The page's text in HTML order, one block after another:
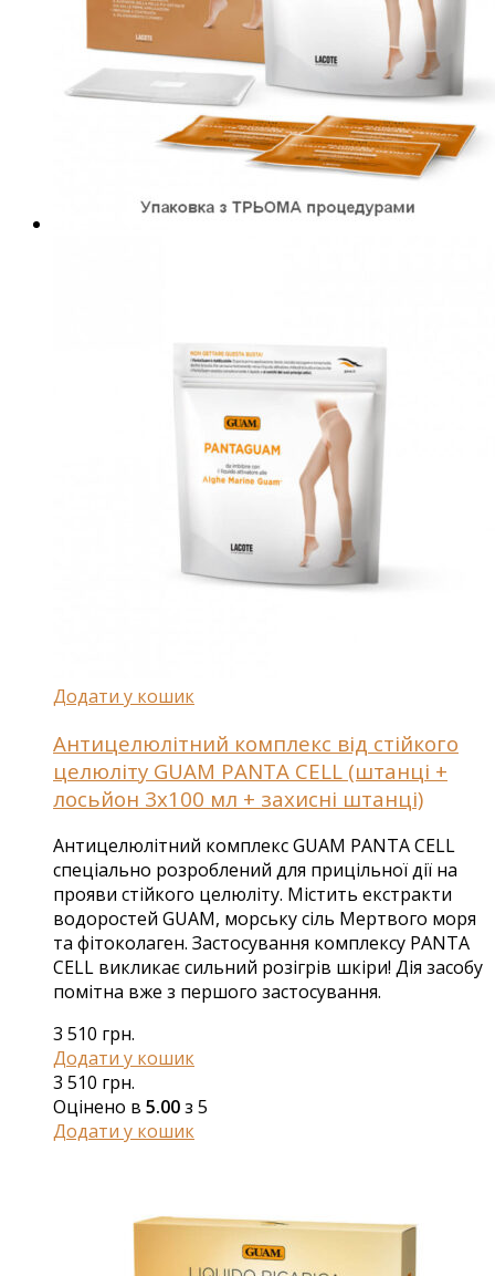
Додати у кошик
Антицелюлітний комплекс від стійкого
целюліту GUAM PANTA CELL (штанці +
лосьйон 3х100 мл + захисні штанці)
Антицелюлітний комплекс GUAM PANTA CELL
спеціально розроблений для прицільної дії на
прояви стійкого целюліту. Містить екстракти
водоростей GUAM, морську сіль Мертвого моря
та фітоколаген. Застосування комплексу PANTA
CELL викликає сильний розігрів шкіри! Дія засобу
помітна вже з першого застосування.
3 510 грн.
Додати у кошик
3 510 грн.
Оцінено в 5.00з 5
Додати у кошик